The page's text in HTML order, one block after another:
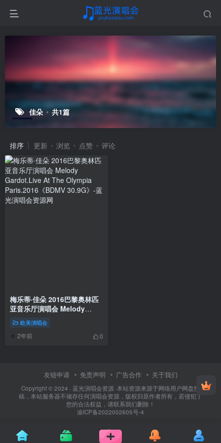
佳朵 共1篇
排序 更新 浏览 点赞 评论
梅乐蒂·佳朵 2016巴黎奥林匹
亚音乐厅演唱会 Melody
Gardot.Live At The Olympia
Paris.2016《BDMV 30.9G》
欧美演唱会
2年前 0
友链申请 免责声明 广告合作 关于我们
Copyright © 2024 · 蓝光演唱会资源 ·本站资源来源于网络用户网盘投
稿，本站服务器不储存任何演唱会资源，版权归原作者所有，若侵犯了
您的合法权益，请联系我们删除！
渝ICP备2022002605号-4